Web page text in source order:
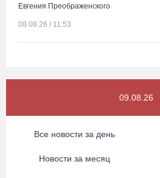
Евгения Преображенского
08.08.26 / 11:53
грузинского монастыря
08.08.26 / 10:41
09.08.26
Все новости за день
Новости за месяц